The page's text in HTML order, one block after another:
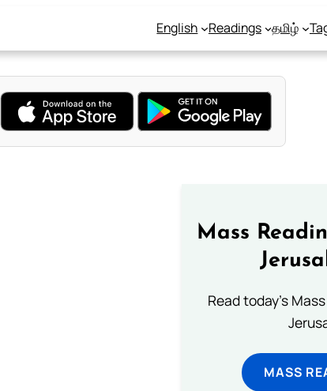
English Readings தமிழ்
Mass
Read today's
MASS